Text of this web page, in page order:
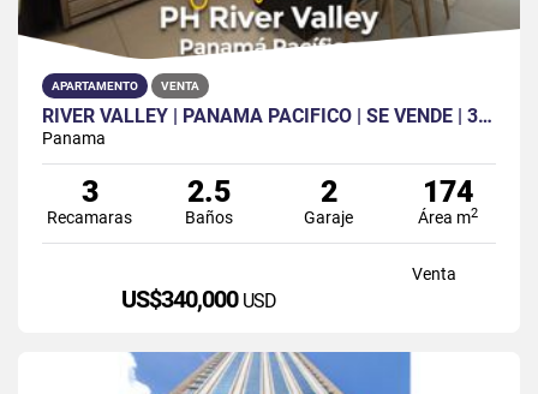
APARTAMENTO VENTA
RIVER VALLEY | PANAMA PACIFICO | SE VENDE | 3 REC | 2 BAÑOS | CBE
Panama
3
Recamaras
2.5
Baños
2
Garaje
174
Área m2
Venta
US$340,000 USD